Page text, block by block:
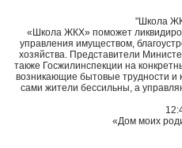
"Школа
«Школа ЖКХ» поможет
управления имуществом,
хозяйства. Представители
также Госжилинспекции на
возникающие бытовые трудности и
сами жители бессильны, а
«Дом моих